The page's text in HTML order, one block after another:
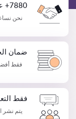
7880+ عملاء راضين
نحن
ضمان
فقط
فقط
يتم نشر